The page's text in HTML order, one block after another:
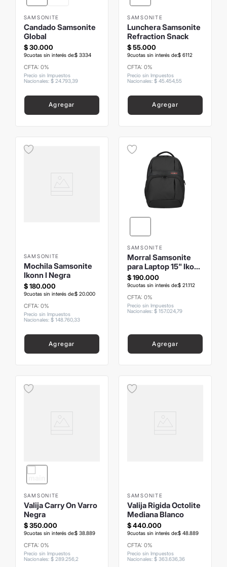
SAMSONITE
Candado Samsonite
Global
$ 30.000
9cuotas sin interés de:$ 3334
CFTA: 0%
Precio sin Impuestos
Nacionales: $ 24.793,39
Agregar
SAMSONITE
Lunchera Samsonite
Refraction Snack
$55.000
9cuotas sin interés de:$ 6112
CFTA: 0%
Precio sin Impuestos
Nacionales: $ 4545455
Agregar
SAMSONITE
Mochila Samsonite
Ikonn I Negra
$ 180.000
9cuotas sin interés de:$ 20.000
CFTA: 0%
Precio sin Impuestos
Nacionales: $ 148.760,33
Agregar
SAMSONITE
Morral Samsonite
para Laptop 15" Ikonn
III Pro
$190.000
9cuotas sin interés de:$ 21112
CFTA: 0%
Precio sin Impuestos
Nacionales: $ 157.02479
Agregar
SAMSONITE
Valija Carry On Varro
Negra
$ 350.000
9cuotas sin interés de:$ 38.889
CFTA: 0%
Precio sin Impuestos
Nacionales: $ 289.256,2
SAMSONITE
Valija Rigida Octolite
Mediana Blanco
$440.000
9cuotas sin interés de:$ 48889
CFTA: 0%
Precio sin Impuestos
Nacionales: $ 36363636